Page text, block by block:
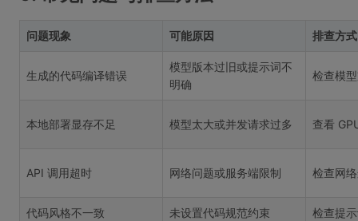
问题现象 可能原因 排查方式
生成的代码编译错误
模型版本过旧或提示词不
明确
检查模
本地部署显存不足 模型太大或并发请求过多 查看
API 调用超时 网络问题或服务端限制 检查网
代码风格不一致 未设置代码规范约束 检查提